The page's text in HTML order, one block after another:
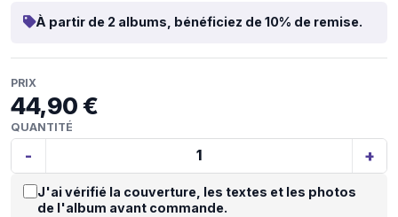
À partir de 2 albums, bénéficiez de 10% de remise.
PRIX
44,90 €
QUANTITÉ
- +
J'ai vérifié la couverture, les textes et les photos
de l'album avant commande.